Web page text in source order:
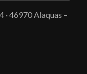
· 46970 Alaquas –